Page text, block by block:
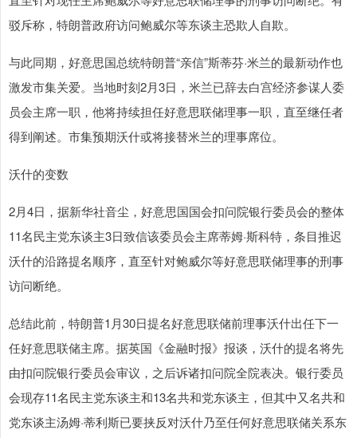
驳斥称，特朗普政府访问鲍威尔等东谈主恐欺人自欺。
与此同期，好意思国总统特朗普“亲信”斯蒂芬·米兰的最新动作也
激发市集关爱。当地时刻2月3日，米兰已辞去白宫经济参谋人委
员会主席一职，他将持续担任好意思联储理事一职，直至继任者
得到阐述。市集预期沃什或将接替米兰的理事席位。
沃什的变数
2月4日，据新华社音尘，好意思国国会扣问院银行委员会的整体
11名民主党东谈主3日致信该委员会主席蒂姆·斯科特，条目推迟
沃什的沿路提名顺序，直至针对鲍威尔等好意思联储理事的刑事
访问断绝。
总结此前，特朗普1月30日提名好意思联储前理事沃什出任下一
任好意思联储主席。据英国《金融时报》报谈，沃什的提名将先
由扣问院银行委员会审议，之后诉诸扣问院全院表决。银行委员
会现存11名民主党东谈主和13名共和党东谈主，但其中又名共和
党东谈主汤姆·蒂利斯已要挟反对沃什乃至任何好意思联储关系东